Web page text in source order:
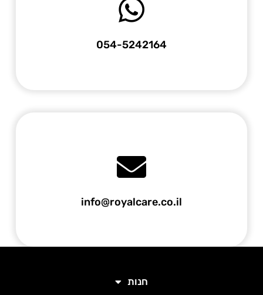
054-5242164
info@royalcare.co.il
חנות